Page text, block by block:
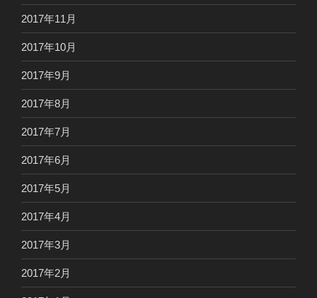
2017年11月
2017年10月
2017年9月
2017年8月
2017年7月
2017年6月
2017年5月
2017年4月
2017年3月
2017年2月